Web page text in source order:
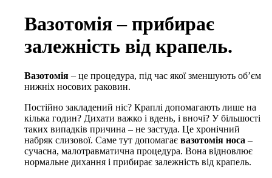
Вазотомія – прибирає
залежність від крапель.
Вазотомія – це процедура, під час якої зменшують об’єм
нижніх носових раковин.
Постійно закладений ніс? Краплі допомагають лише на
кілька годин? Дихати важко і вдень, і вночі? У більшості
таких випадків причина – не застуда. Це хронічний
набряк слизової. Саме тут допомагає вазотомія носа –
сучасна, малотравматична процедура. Вона відновлює
нормальне дихання і прибирає залежність від крапель.